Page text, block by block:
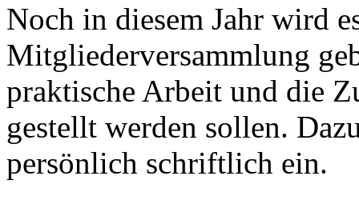
Noch in diesem Jahr wird
Mitgliederversammlung
praktische Arbeit und die
gestellt werden sollen.
persönlich schriftlich ein.